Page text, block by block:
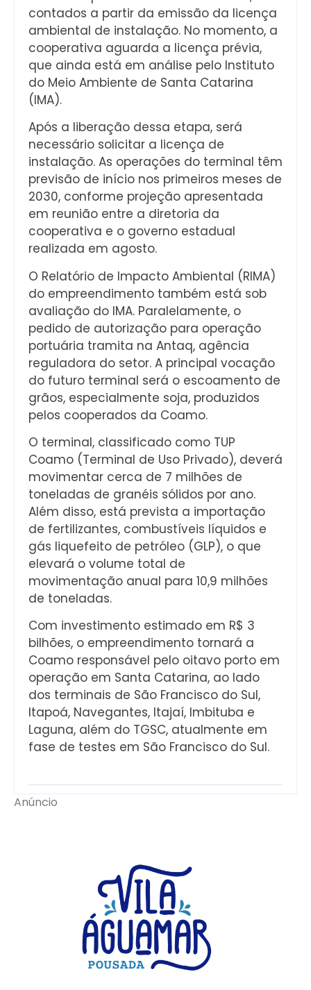
contados a partir da emissão da licença
ambiental de instalação. No momento, a
cooperativa aguarda a licença prévia,
que ainda está em análise pelo Instituto
do Meio Ambiente de Santa Catarina
(IMA).
Após a liberação dessa etapa, será
necessário solicitar a licença de
instalação. As operações do terminal têm
previsão de início nos primeiros meses de
2030, conforme projeção apresentada
em reunião entre a diretoria da
cooperativa e o governo estadual
realizada em agosto.
O Relatório de Impacto Ambiental (RIMA)
do empreendimento também está sob
avaliação do IMA. Paralelamente, o
pedido de autorização para operação
portuária tramita na Antaq, agência
reguladora do setor. A principal vocação
do futuro terminal será o escoamento de
grãos, especialmente soja, produzidos
pelos cooperados da Coamo.
O terminal, classificado como TUP
Coamo (Terminal de Uso Privado), deverá
movimentar cerca de 7 milhões de
toneladas de granéis sólidos por ano.
Além disso, está prevista a importação
de fertilizantes, combustíveis líquidos e
gás liquefeito de petróleo (GLP), o que
elevará o volume total de
movimentação anual para 10,9 milhões
de toneladas.
Com investimento estimado em R$ 3
bilhões, o empreendimento tornará a
Coamo responsável pelo oitavo porto em
operação em Santa Catarina, ao lado
dos terminais de São Francisco do Sul,
Itapoá, Navegantes, Itajaí, Imbituba e
Laguna, além do TGSC, atualmente em
fase de testes em São Francisco do Sul.
Anúncio